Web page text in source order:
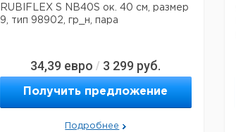
RUBIFLEX S NB40S ок. 40 см, размер
9, тип 98902, гр_н, пара
34,39 евро / 3 299 руб.
Получить предложение
Подробнее